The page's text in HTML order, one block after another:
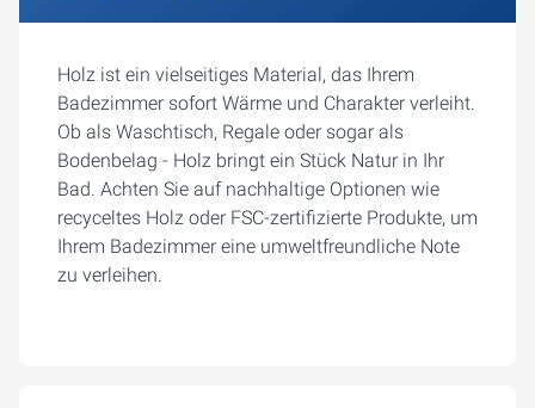
Holz ist ein vielseitiges Material, das Ihrem
Badezimmer sofort Wärme und Charakter verleiht.
Ob als Waschtisch, Regale oder sogar als
Bodenbelag - Holz bringt ein Stück Natur in Ihr
Bad. Achten Sie auf nachhaltige Optionen wie
recyceltes Holz oder FSC-zertifizierte Produkte, um
Ihrem Badezimmer eine umweltfreundliche Note
zu verleihen.